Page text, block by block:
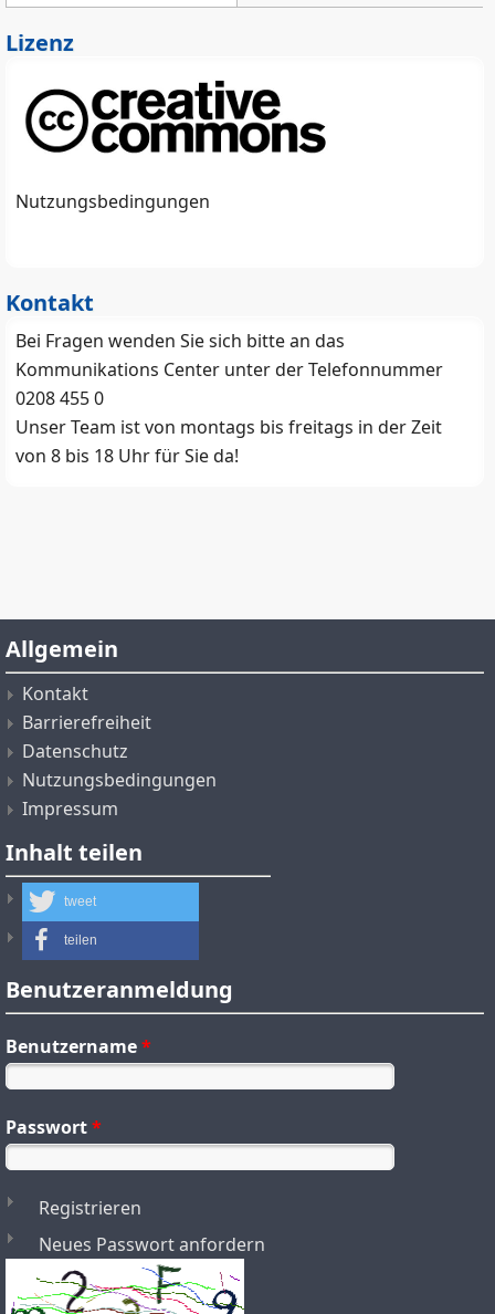
Lizenz
Nutzungsbedingungen
Kontakt
Bei Fragen wenden Sie sich bitte an das
Kommunikations Center unter der Telefonnummer
0208 455 0
Unser Team ist von montags bis freitags in der Zeit
von 8 bis 18 Uhr für Sie da!
Allgemein
Kontakt
Barrierefreiheit
Datenschutz
Nutzungsbedingungen
Impressum
Inhalt teilen
tweet
teilen
Benutzeranmeldung
Benutzername*
Passwort*
Registrieren
Neues Passwort anfordern